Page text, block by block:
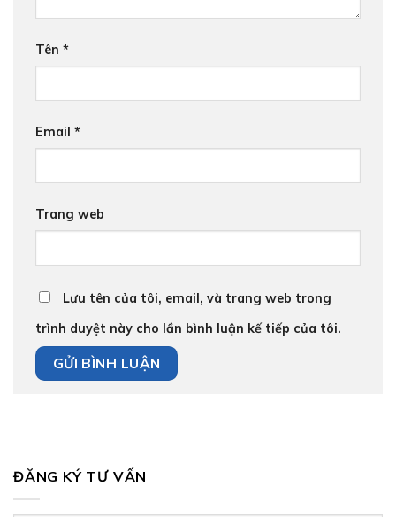
Tên *
Email *
Trang web
Lưu tên của tôi, email, và trang web trong
trình duyệt này cho lần bình luận kế tiếp của tôi.
ĐĂNG KÝ TƯ VẤN